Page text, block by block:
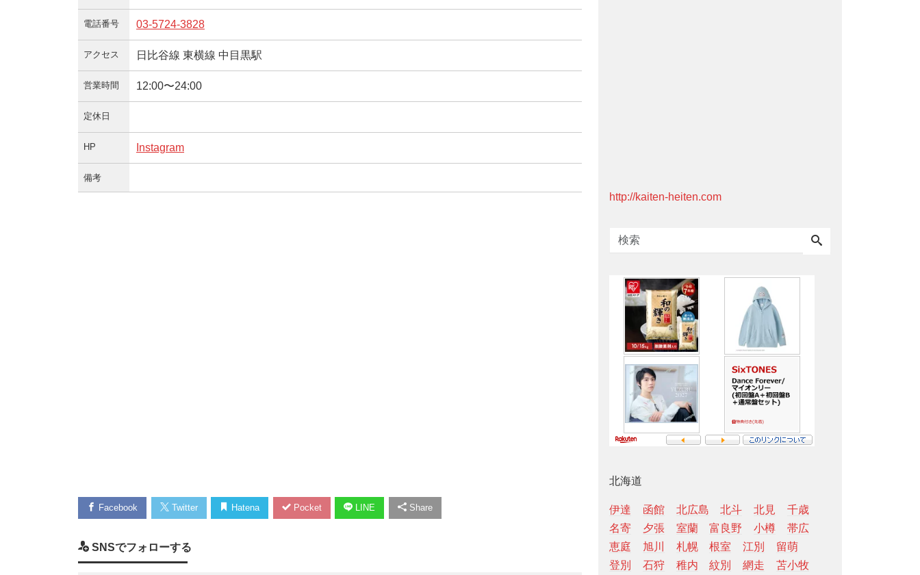
電話番号 03-5724-3828
アクセス 日比谷線 東横線 中目黒駅
営業時間 12:00〜24:00
定休日
HP Instagram
備考
Facebook Twitter Hatena Pocket LINE Share
SNSでフォローする
http://kaiten-heiten.com
北海道
伊達 函館 北広島 北斗 北見
千歳
名寄
夕張 室蘭 富良野 小樽
帯広
恵庭
旭川 札幌 根室 江別
留萌
登別
石狩 稚内 紋別 網走
苫小牧